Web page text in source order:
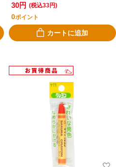
30円 (税込33円)
0ポイント
カートに追加